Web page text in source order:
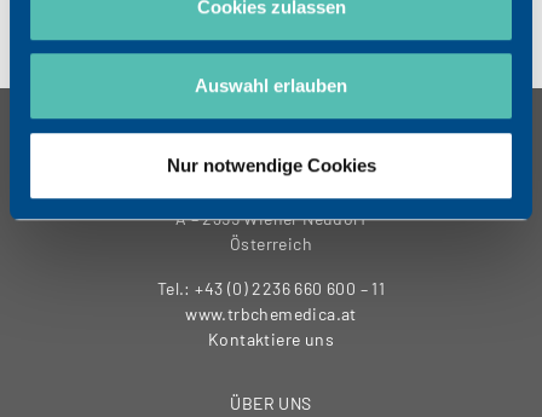
Cookies zulassen
Auswahl erlauben
Nur notwendige Cookies
TRB CHEMEDICA (Austria) GmbH
A – 2355 Wiener Neudorf
Österreich
Tel.: +43 (0) 2236 660 600 – 11
www.trbchemedica.at
Kontaktiere uns
ÜBER UNS